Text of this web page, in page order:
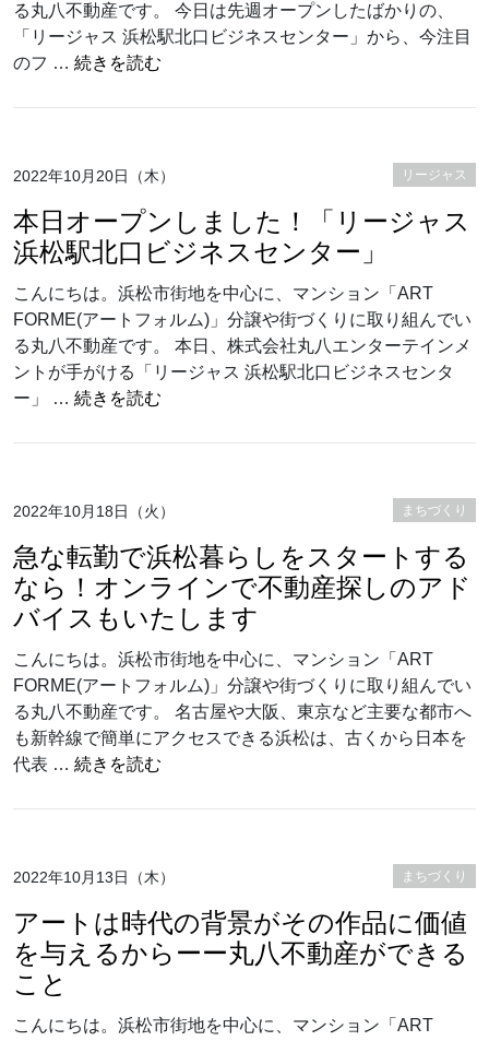
る丸八不動産です。 今日は先週オープンしたばかりの、
「リージャス 浜松駅北口ビジネスセンター」から、今注目
のフ … 続きを読む
2022年10月20日（木） リージャス
本日オープンしました！「リージャス
浜松駅北口ビジネスセンター」
こんにちは。浜松市街地を中心に、マンション「ART
FORME(アートフォルム)」分譲や街づくりに取り組んでい
る丸八不動産です。 本日、株式会社丸八エンターテインメ
ントが手がける「リージャス 浜松駅北口ビジネスセンタ
ー」 … 続きを読む
2022年10月18日（火） まちづくり
急な転勤で浜松暮らしをスタートする
なら！オンラインで不動産探しのアド
バイスもいたします
こんにちは。浜松市街地を中心に、マンション「ART
FORME(アートフォルム)」分譲や街づくりに取り組んでい
る丸八不動産です。 名古屋や大阪、東京など主要な都市へ
も新幹線で簡単にアクセスできる浜松は、古くから日本を
代表 … 続きを読む
2022年10月13日（木） まちづくり
アートは時代の背景がその作品に価値
を与えるからーー丸八不動産ができる
こと
こんにちは。浜松市街地を中心に、マンション「ART